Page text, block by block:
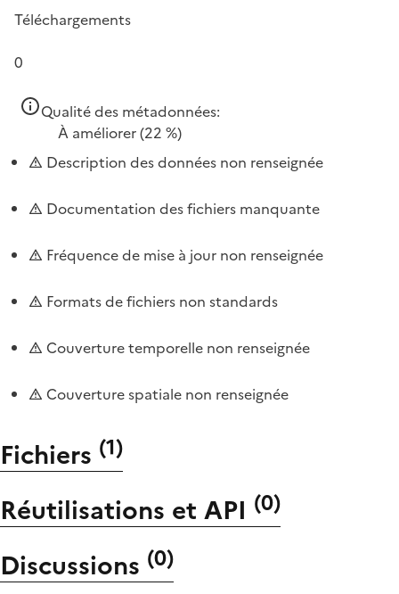
Téléchargements
0
Qualité des métadonnées:
À améliorer(22 %)
Description des données non renseignée
Documentation des fichiers manquante
Fréquence de mise à jour non renseignée
Formats de fichiers non standards
Couverture temporelle non renseignée
Couverture spatiale non renseignée
Fichiers (1)
Réutilisations et API (0)
Discussions (0)